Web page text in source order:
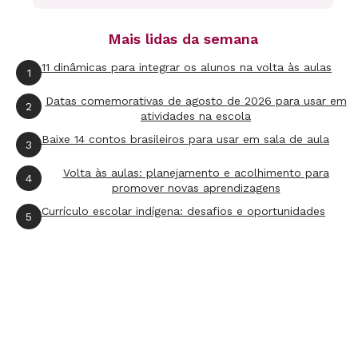
tutelada por apenas um homem ou grupo
Em seguida, explique à moçada que a
democracia é uma construção baseada em
eleições - dando ao cidadão a opção de
escolher os servidores públicos que serão seus
representantes e governantes. Observe que, no
Brasil, temos eleições presidenciais desde a
Mais lidas da semana
1 11 dinâmicas para integrar os alunos na volta às aulas
2
Datas comemorativas de agosto de 2026 para usar em
atividades na escola
3 Baixe 14 contos brasileiros para usar em sala de aula
4
Volta às aulas: planejamento e acolhimento para
promover novas aprendizagens
5 Currículo escolar indígena: desafios e oportunidades